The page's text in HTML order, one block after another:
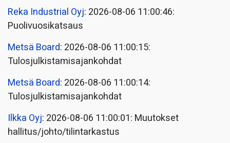
Reka Industrial Oyj: 2026-08-06 11:00:46:
Puolivuosikatsaus
Metsä Board: 2026-08-06 11:00:15:
Tulosjulkistamisajankohdat
Metsä Board: 2026-08-06 11:00:14:
Tulosjulkistamisajankohdat
Ilkka Oyj: 2026-08-06 11:00:01: Muutokset
hallitus/johto/tilintarkastus